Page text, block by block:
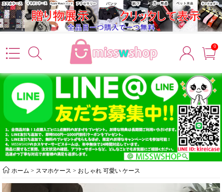
0
ホーム > スマホケース > おしゃれ 可愛い ケース